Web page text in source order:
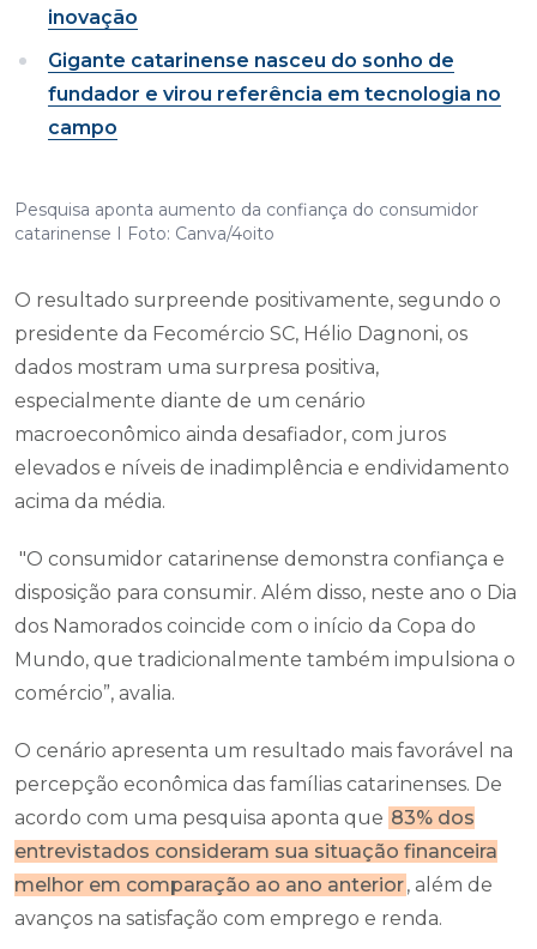
inovação
Gigante catarinense nasceu do sonho de
fundador e virou referência em tecnologia no
campo
Pesquisa aponta aumento da confiança do consumidor
catarinense I Foto: Canva/4oito
O resultado surpreende positivamente, segundo o
presidente da Fecomércio SC, Hélio Dagnoni, os
dados mostram uma surpresa positiva,
especialmente diante de um cenário
macroeconômico ainda desafiador, com juros
elevados e níveis de inadimplência e endividamento
acima da média.
"O consumidor catarinense demonstra confiança e
disposição para consumir. Além disso, neste ano o Dia
dos Namorados coincide com o início da Copa do
Mundo, que tradicionalmente também impulsiona o
comércio”, avalia.
O cenário apresenta um resultado mais favorável na
percepção econômica das famílias catarinenses. De
acordo com uma pesquisa aponta que 83% dos
entrevistados consideram sua situação financeira
melhor em comparação ao ano anterior, além de
avanços na satisfação com emprego e renda.